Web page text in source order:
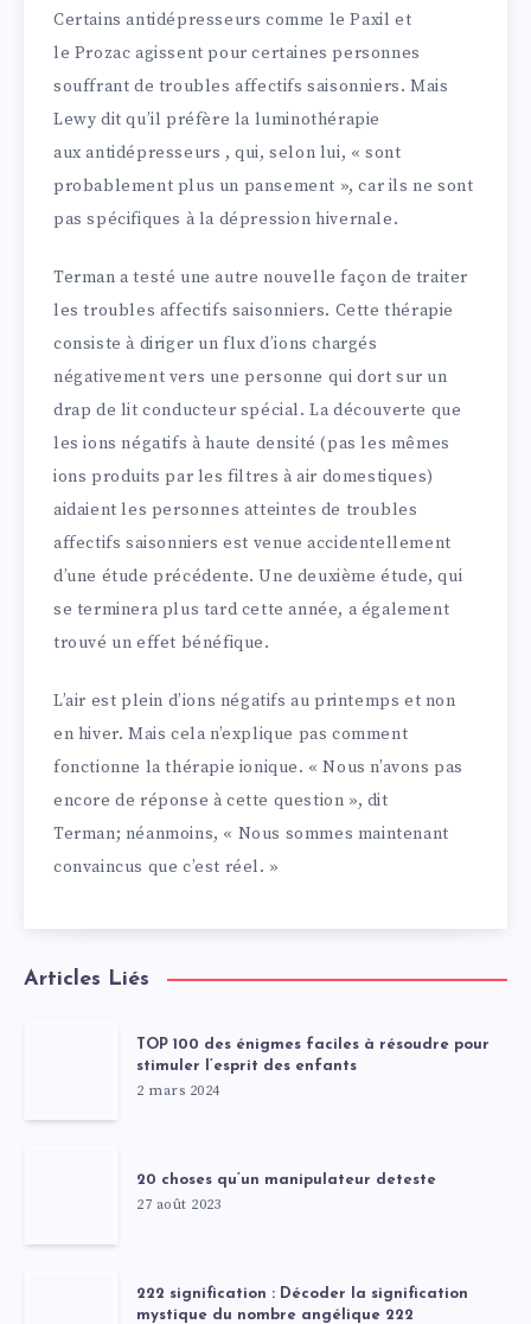
Certains antidépresseurs comme le Paxil et
le Prozac agissent pour certaines personnes
souffrant de troubles affectifs saisonniers. Mais
Lewy dit qu’il préfère la luminothérapie
aux antidépresseurs , qui, selon lui, « sont
probablement plus un pansement », car ils ne sont
pas spécifiques à la dépression hivernale.
Terman a testé une autre nouvelle façon de traiter
les troubles affectifs saisonniers. Cette thérapie
consiste à diriger un flux d’ions chargés
négativement vers une personne qui dort sur un
drap de lit conducteur spécial. La découverte que
les ions négatifs à haute densité (pas les mêmes
ions produits par les filtres à air domestiques)
aidaient les personnes atteintes de troubles
affectifs saisonniers est venue accidentellement
d’une étude précédente. Une deuxième étude, qui
se terminera plus tard cette année, a également
trouvé un effet bénéfique.
L’air est plein d’ions négatifs au printemps et non
en hiver. Mais cela n’explique pas comment
fonctionne la thérapie ionique. « Nous n’avons pas
encore de réponse à cette question », dit
Terman; néanmoins, « Nous sommes maintenant
convaincus que c’est réel. »
Articles Liés
TOP 100 des énigmes faciles à résoudre pour
stimuler l’esprit des enfants
2 mars 2024
20 choses qu’un manipulateur deteste
27 août 2023
222 signification : Décoder la signification
mystique du nombre angélique 222